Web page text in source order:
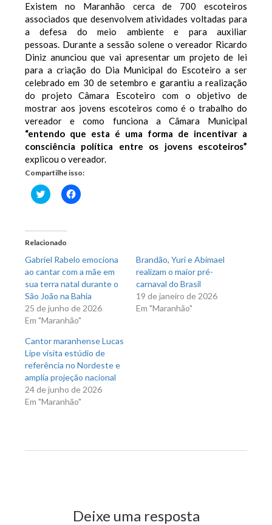
Existem no Maranhão cerca de 700 escoteiros
associados que desenvolvem atividades voltadas para
a defesa do meio ambiente e para auxiliar
pessoas. Durante a sessão solene o vereador Ricardo
Diniz anunciou que vai apresentar um projeto de lei
para a criação do Dia Municipal do Escoteiro a ser
celebrado em 30 de setembro e garantiu a realização
do projeto Câmara Escoteiro com o objetivo de
mostrar aos jovens escoteiros como é o trabalho do
vereador e como funciona a Câmara Municipal
“entendo que esta é uma forma de incentivar a
consciência política entre os jovens escoteiros”
explicou o vereador.
Compartilhe isso:
Clique
para
em
nova
janela)
Clique
para
Relacionado
Gabriel Rabelo emociona
ao cantar com a mãe em
sua terra natal durante o
São João na Bahia
25 de junho de 2026
Em "Maranhão"
Brandão, Yuri e Abimael
realizam o maior pré-
carnaval do Brasil
19 de janeiro de 2026
Em "Maranhão"
Cantor maranhense Lucas
Lipe visita estúdio de
referência no Nordeste e
amplia projeção nacional
24 de junho de 2026
Em "Maranhão"
Deixe uma resposta